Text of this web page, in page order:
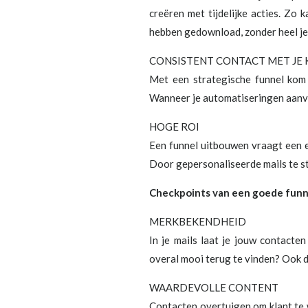
creëren met tijdelijke acties. Zo
hebben gedownload, zonder heel
CONSISTENT CONTACT MET JE
Met een strategische funnel
Wanneer je automatiseringen
HOGE ROI
Een funnel uitbouwen vraagt een
Door gepersonaliseerde mails te
Checkpoints van een goede
MERKBEKENDHEID
In je mails laat je jouw
overal mooi terug te vinden? Ook
WAARDEVOLLE CONTENT